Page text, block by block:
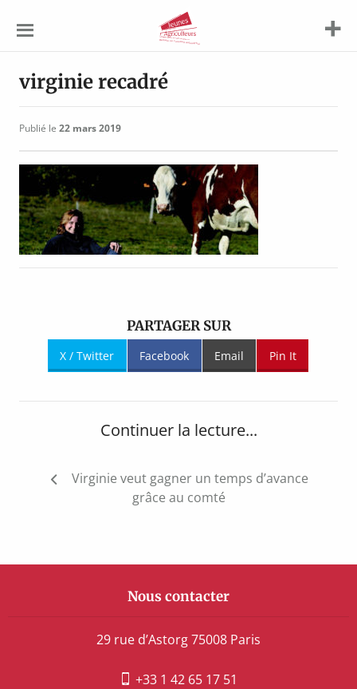
Agriculteurs
virginie recadré
Publié le 22 mars 2019
PARTAGER SUR
X / Twitter Facebook Email Pin It
Continuer la lecture...
Navigation
Virginie veut gagner un temps d’avance
grâce au comté
Nous contacter
29 rue d’Astorg 75008 Paris
+33 1 42 65 17 51